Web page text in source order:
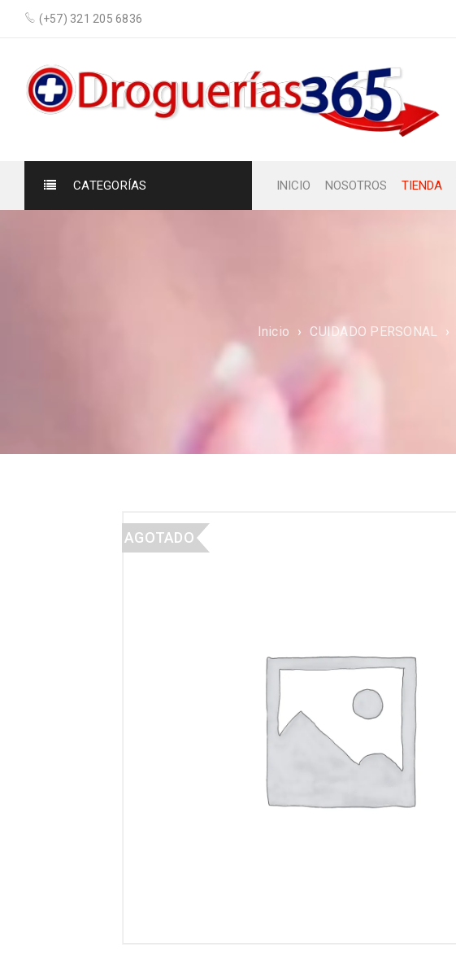
(+57) 321 205 6836
CATEGORÍAS INICIO NOSOTROS TIENDA
Inicio › CUIDADO PERSONAL ›
AGOTADO